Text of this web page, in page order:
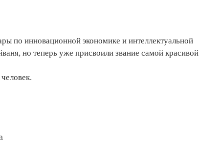
по инновационной экономике и интеллектуальной
но теперь уже присвоили звание самой красивой